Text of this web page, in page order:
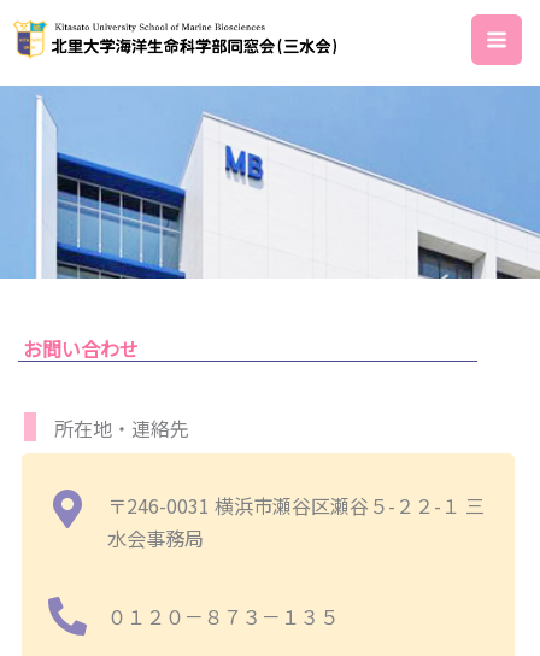
内
容
を
お問い合わせ
所在地・連絡先
〒246-0031 横浜市瀬谷区瀬谷５-２２-１ 三
水会事務局
０１２０－８７３－１３５